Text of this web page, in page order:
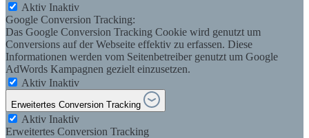
Aktiv Inaktiv
Google Conversion Tracking:
Das Google Conversion Tracking Cookie wird genutzt um
Conversions auf der Webseite effektiv zu erfassen. Diese
Informationen werden vom Seitenbetreiber genutzt um Google
AdWords Kampagnen gezielt einzusetzen.
Aktiv Inaktiv
Erweitertes Conversion Tracking
Aktiv Inaktiv
Erweitertes Conversion Tracking